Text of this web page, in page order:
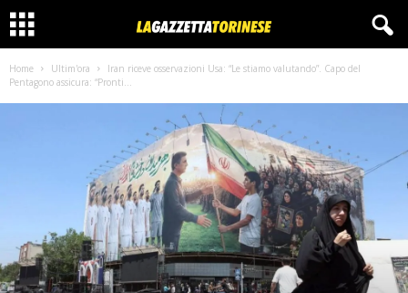
Home Ultim'ora
Iran riceve osservazioni Usa: “Le stiamo valutando”. Capo del
Pentagono assicura: “Pronti...